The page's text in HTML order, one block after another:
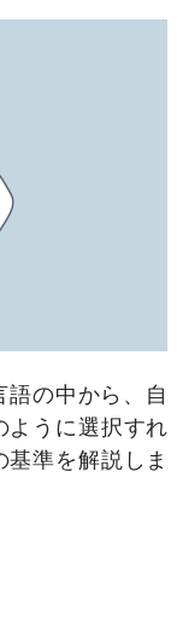
の中から、自
ように選択すれ
準を解説しま